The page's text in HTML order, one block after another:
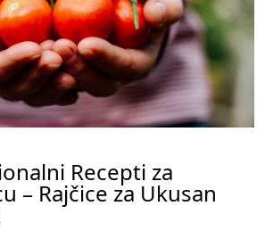
Recepti za
– Rajčice za Ukusan